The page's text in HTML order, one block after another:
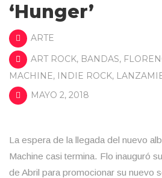
‘Hunger’
ARTE
ART ROCK, BANDAS,
MACHINE, INDIE ROCK,
MAYO 2, 2018
La espera de la llegada del nuevo
Machine casi termina. Flo inauguró
de Abril para promocionar su nuevo